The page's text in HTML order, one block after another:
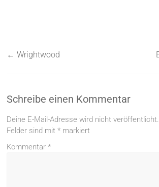
← Wrightwood
Schreibe einen Kommentar
Deine E-Mail-Adresse wird nicht veröffentlicht.
Felder sind mit* markiert
Kommentar*